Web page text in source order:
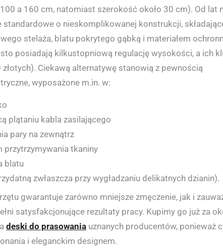
a 160 cm, natomiast szerokość około 30 cm). Od lat
o nieskomplikowanej konstrukcji,
stelaża, blatu pokrytego gąbką i materiałem
posiadają kilkustopniową regulację wysokości, a ich
Ciekawą alternatywę stanowią z pewnością
wyposażone m.in. w:
plątaniu kabla zasilającego
pary na zewnątrz
przytrzymywania tkaniny
blatu
zwłaszcza przy wygładzaniu delikatnych dzianin).
gwarantuje zarówno mniejsze zmęczenie, jak i
satysfakcjonujące rezultaty pracy. Kupimy go już za
deski do prasowania uznanych producentów, ponieważ
i eleganckim designem.